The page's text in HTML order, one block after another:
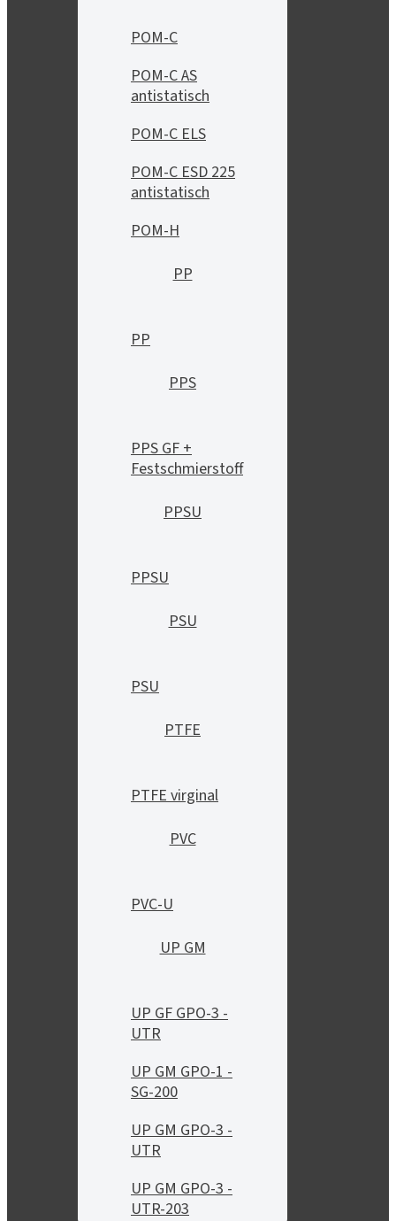
POM-C
POM-C AS
antistatisch
POM-C ELS
POM-C ESD 225
antistatisch
POM-H
PP
PP
PPS
PPS GF +
Festschmierstoff
PPSU
PPSU
PSU
PSU
PTFE
PTFE virginal
PVC
PVC-U
UP GM
UP GF GPO-3 -
UTR
UP GM GPO-1 -
SG-200
UP GM GPO-3 -
UTR
UP GM GPO-3 -
UTR-203